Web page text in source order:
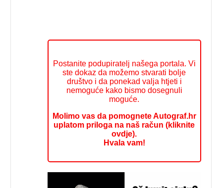
Postanite podupiratelj našega portala. Vi
ste dokaz da možemo stvarati bolje
društvo i da ponekad valja htjeti i
nemoguće kako bismo dosegnuli
moguće.
Molimo vas da pomognete Autograf.hr
uplatom priloga na naš račun (kliknite
ovdje).
Hvala vam!